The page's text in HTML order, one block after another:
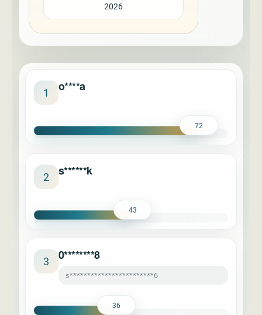
2026
1 o****a
72
2 s******k
43
3 0********8
s************************6
36